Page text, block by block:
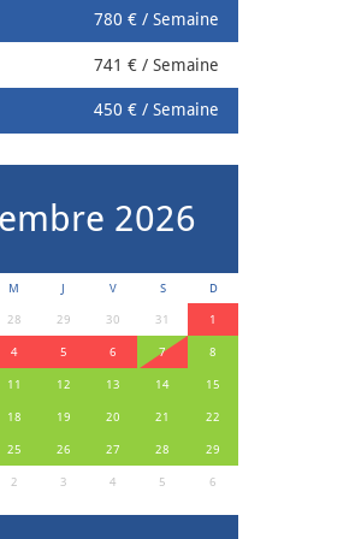
780 € / Semaine
741 € / Semaine
450 € / Semaine
2026
M J V S D
28 29 30 31 1
4 5 6 7 8
11 12 13 14 15
18 19 20 21 22
25 26 27 28 29
2 3 4 5 6